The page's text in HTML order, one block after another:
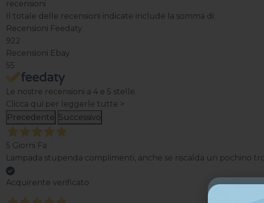
recensioni
Il totale delle recensioni indicate include la somma di:
Recensioni Feedaty
922
Recensioni Ebay
55
Le nostre recensioni a 4 e 5 stelle.
Clicca qui per leggerle tutte >
Precedente Successivo
5 Giorni Fa
Lampada stupenda complimenti, anche se riscalda un
Acquirente verificato